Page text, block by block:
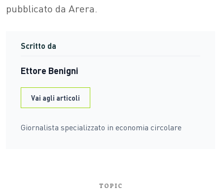
pubblicato da Arera.
Scritto da
Ettore Benigni
Vai agli articoli
Giornalista specializzato in economia circolare
TOPIC